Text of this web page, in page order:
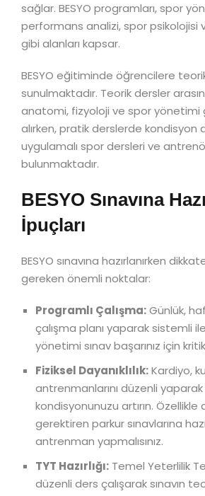
sağlar. BESYO programları, spor
performans analizi, spor psikolojisi
gibi alanları kapsar.
BESYO eğitiminde öğrencilere
sunulmaktadır. Teorik dersler
anatomi, fizyoloji ve spor yönetimi
alırken, pratik derslerde kondisyon
uygulamalı spor dersleri ve
bulunmaktadır.
BESYO Sınavına
İpuçları
BESYO sınavına hazırlanırken
gereken önemli noktalar:
Programlı Çalışma:Günlük,
çalışma planı yaparak sistemli
yönetimi sınav başarınız için
Fiziksel Dayanıklılık:Kardiyo,
antrenmanlarını düzenli
kondisyonunuzu artırın. Özellikle
gerektiren parkur sınavlarına
antrenman yapmalısınız.
TYT Hazırlığı: Temel Yeterlilik
düzenli ders çalışarak sınavın